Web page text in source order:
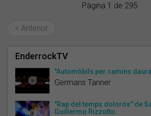
Pàgina 1 de 295
< Anterior
EnderrockTV
"Automòbils per camins
Germans Tanner
"Rap del temps dolorós" de
Guillermo Rizzotto